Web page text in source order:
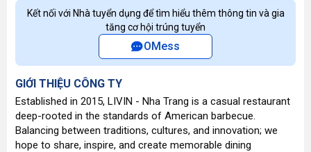
Kết nối với Nhà tuyển dụng để tìm hiểu thêm thông tin và gia
tăng cơ hội trúng tuyển
OMess
GIỚI THIỆU CÔNG TY
Established in 2015, LIVIN - Nha Trang is a casual restaurant
deep-rooted in the standards of American barbecue.
Balancing between traditions, cultures, and innovation; we
hope to share, inspire, and create memorable dining